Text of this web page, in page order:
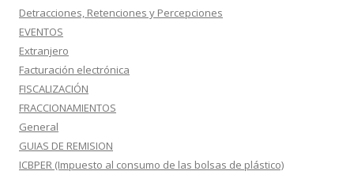
Detracciones, Retenciones y Percepciones
EVENTOS
Extranjero
Facturación electrónica
FISCALIZACIÓN
FRACCIONAMIENTOS
General
GUIAS DE REMISION
ICBPER (Impuesto al consumo de las bolsas de plástico)